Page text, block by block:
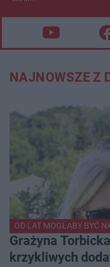
NAJNOWSZE Z
OD LAT MOGŁABY BYĆ
Grażyna
krzykliwych